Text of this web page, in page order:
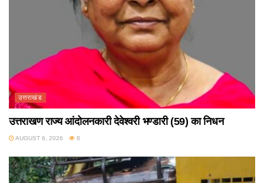
उत्तराखंड
उत्तराखण राज्य आंदोलनकारी देवेश्वरी भण्डारी (59) का निधन
AUGUST 6, 2026 8